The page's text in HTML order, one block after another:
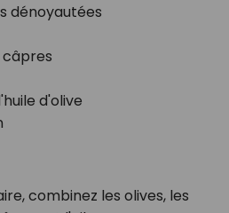
dénoyautées
câpres
d'olive
combinez les olives, les